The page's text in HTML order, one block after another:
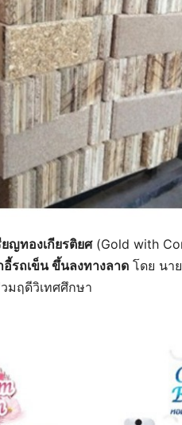
ยญทองเกียรติยศ(Gold with
อี้รถเข็น ขึ้นลงทางลาด โดย นา
วมฤดีวิเทศศึกษา